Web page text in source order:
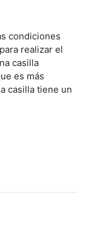
condiciones
realizar el
casilla
es más
casilla tiene un